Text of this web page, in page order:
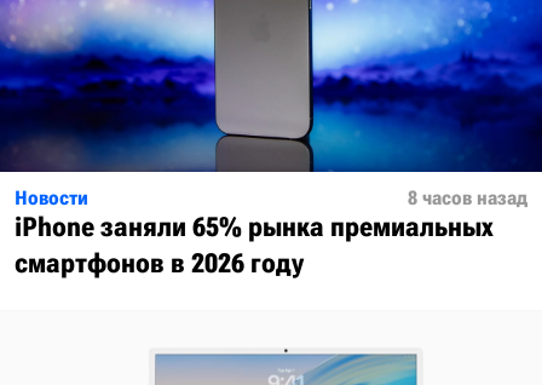
Новости 8 часов назад
iPhone заняли 65% рынка премиальных
смартфонов в 2026 году